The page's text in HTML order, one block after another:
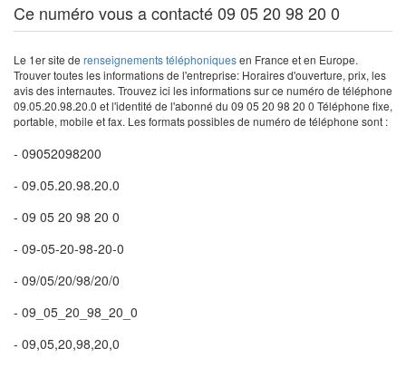
Ce numéro vous a contacté 09 05 20 98 20 0
Le 1er site de renseignements téléphoniquesen France et en Europe.
Trouver toutes les informations de l'entreprise: Horaires d'ouverture, prix, les
avis des internautes. Trouvez ici les informations sur ce numéro de téléphone
09.05.20.98.20.0 et l'identité de l'abonné du 09 05 20 98 20 0 Téléphone fixe,
portable, mobile et fax. Les formats possibles de numéro de téléphone sont :
- 09052098200
- 09.05.20.98.20.0
- 09 05 20 98 20 0
- 09-05-20-98-20-0
- 09/05/20/98/20/0
- 09_05_20_98_20_0
- 09,05,20,98,20,0